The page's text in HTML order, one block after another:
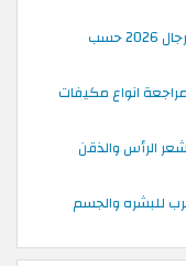
كيف تقرر افضل ماكينة حلاقة الذقن للرجال 2026 حسب
على افضل مكيف شباك 2026 | مراجعة انواع مكيفات
الرأس والذقن
للبشره والجسم